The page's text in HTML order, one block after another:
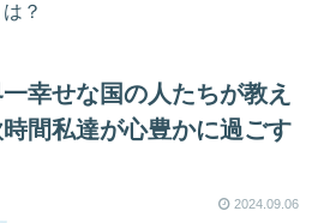
？
一幸せな国の人たちが教え
間私達が心豊かに過ごす
2024.09.06